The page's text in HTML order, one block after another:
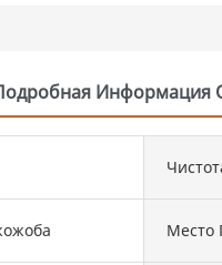
Информация
Место